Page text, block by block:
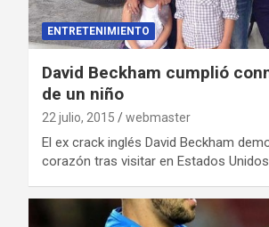
ENTRETENIMIENTO
David Beckham cumplió
de un niño
22 julio, 2015 webmaster
El ex crack inglés David Beckham
corazón tras visitar en Estados